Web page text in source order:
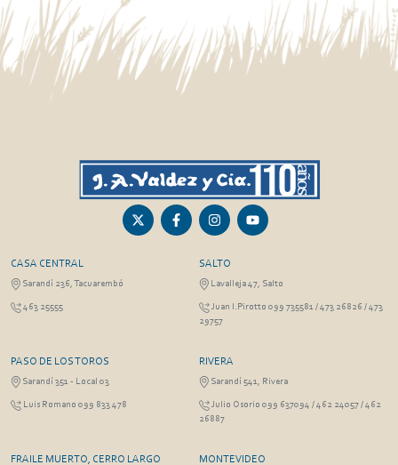
CASA CENTRAL
Sarandí 236, Tacuarembó
463 25555
SALTO
Lavalleja 47, Salto
Juan I.Pirotto 099 735581 / 473 26826 / 473
29757
PASO DE LOS TOROS
Sarandí 351 - Local 03
Luis Romano 099 833 478
RIVERA
Sarandí 541, Rivera
Julio Osorio 099 637094 / 462 24057 / 462
26887
FRAILE MUERTO, CERRO LARGO MONTEVIDEO